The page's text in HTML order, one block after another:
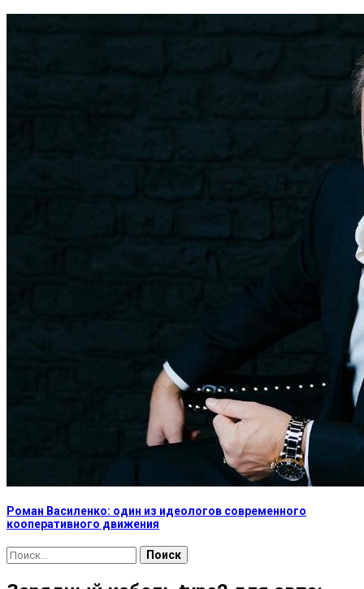
Роман Василенко: один из идеологов современного
кооперативного движения
Найти: